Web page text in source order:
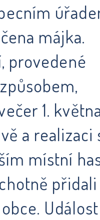
májka.
provedené
1.
a realizaci
místní